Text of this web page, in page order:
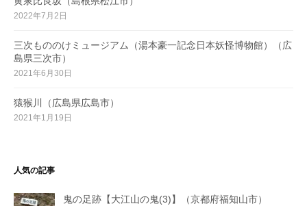
2022年7月2日
三次もののけミュージアム（湯本豪一記念日本妖怪博物館）（広
島県三次市）
2021年6月30日
猿猴川（広島県広島市）
2021年1月19日
人気の記事
鬼の足跡【大江山の鬼(3)】（京都府福知山市）